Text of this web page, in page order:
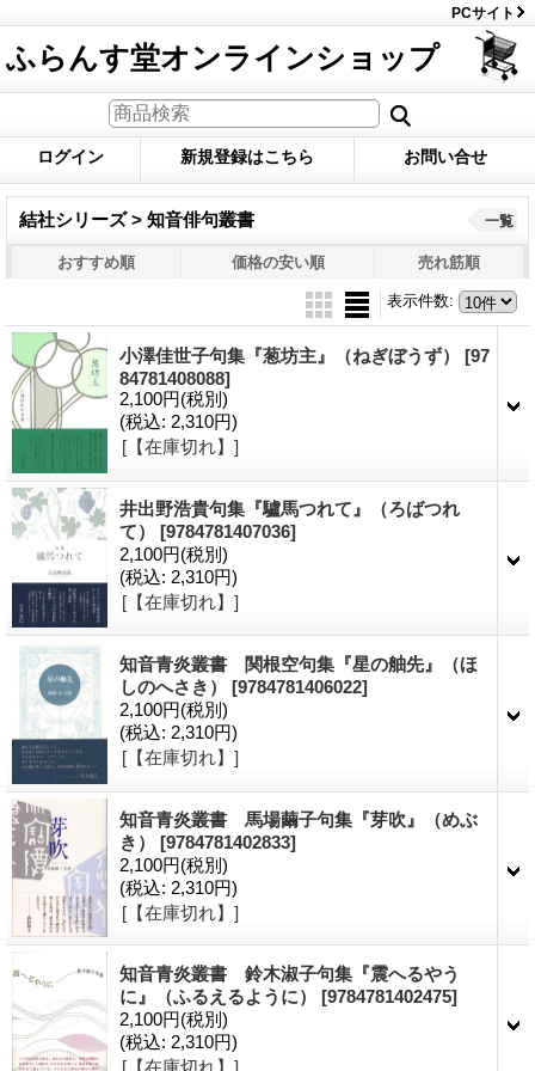
PCサイト
ふらんす堂オンラインショップ
ログイン 新規登録はこちら お問い合せ
結社シリーズ > 知音俳句叢書 一覧
おすすめ順 価格の安い順 売れ筋順
表示件数:
小澤佳世子句集『葱坊主』（ねぎぼうず） [97
84781408088]
2,100円(税別)
(税込: 2,310円)
[【在庫切れ】]
井出野浩貴句集『驢馬つれて』（ろばつれ
て） [9784781407036]
2,100円(税別)
(税込: 2,310円)
[【在庫切れ】]
知音青炎叢書 関根空句集『星の舳先』（ほ
しのへさき） [9784781406022]
2,100円(税別)
(税込: 2,310円)
[【在庫切れ】]
知音青炎叢書 馬場繭子句集『芽吹』（めぶ
き） [9784781402833]
2,100円(税別)
(税込: 2,310円)
[【在庫切れ】]
知音青炎叢書 鈴木淑子句集『震へるやう
に』（ふるえるように） [9784781402475]
2,100円(税別)
(税込: 2,310円)
[【在庫切れ】]